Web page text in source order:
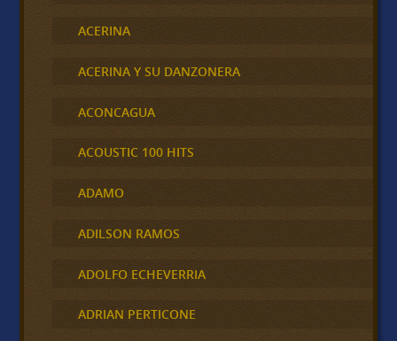
ACERINA
ACERINA Y SU DANZONERA
ACONCAGUA
ACOUSTIC 100 HITS
ADAMO
ADILSON RAMOS
ADOLFO ECHEVERRIA
ADRIAN PERTICONE